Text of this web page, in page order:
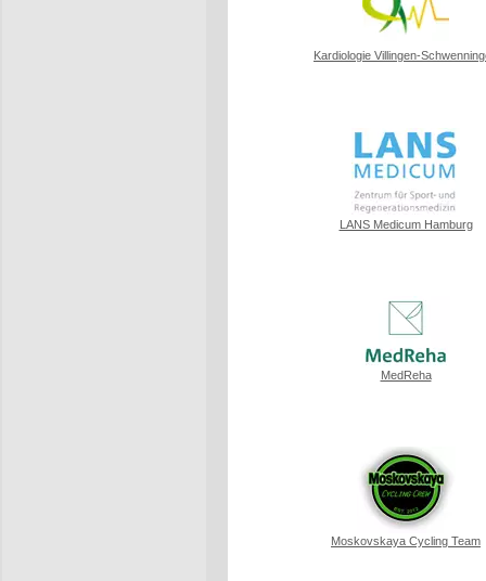
Kardiologie Villingen-
LANS Medicum Hamburg
MedReha
Moskovskaya Cycling Team